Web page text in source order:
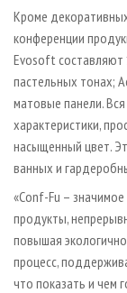
ЦБП
ИНСТРУМЕНТ
RUSSIAN
ГАЗЕТА
БИБЛИОТЕКА
Кроме
конференции
Evosoft составляют
пастельных тонах;
матовые панели.
характеристики,
насыщенный цвет.
ванных и
«Conf-Fu –
продукты,
повышая
процесс,
что показать и чем